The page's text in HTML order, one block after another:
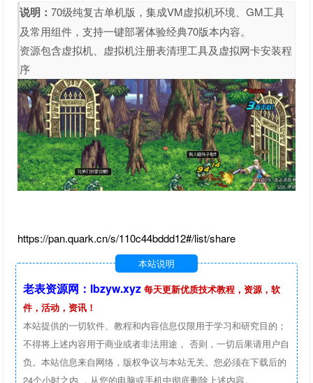
说明：70级纯复古单机版，集成VM虚拟机环境、GM工具
及常用组件，支持一键部署体验经典70版本内容。
资源包含虚拟机、虚拟机注册表清理工具及虚拟网卡安装程
序
https://pan.quark.cn/s/110c44bddd12#/list/share
本站说明
老表资源网：lbzyw.xyz 每天更新优质技术教程，资源，软
件，活动，资讯！
本站提供的一切软件、教程和内容信息仅限用于学习和研究目的；
不得将上述内容用于商业或者非法用途， 否则，一切后果请用户自
负。本站信息来自网络，版权争议与本站无关。您必须在下载后的
24个小时之内 ，从您的电脑或手机中彻底删除上述内容。